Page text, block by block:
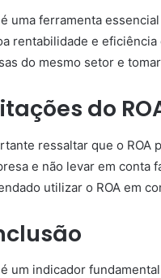
é uma ferramenta
rentabilidade e
do mesmo setor e
do
ressaltar que o ROA
e não levar em conta
utilizar o ROA em
é um indicador